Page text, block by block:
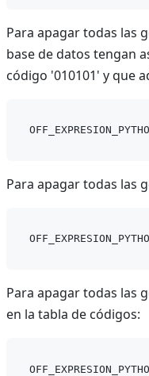
Para apagar todas las
base de datos tengan
código '010101' y que
Para apagar todas las
Para apagar todas las
en la tabla de códigos: